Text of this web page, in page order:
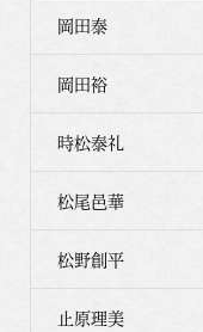
岡田泰
岡田裕
時松泰礼
松尾邑華
松野創平
止原理美